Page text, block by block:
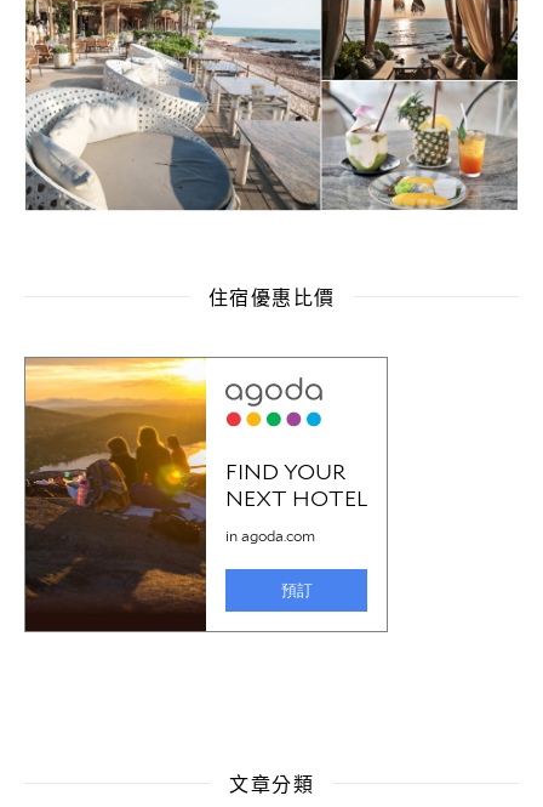
住宿優惠比價
文章分類